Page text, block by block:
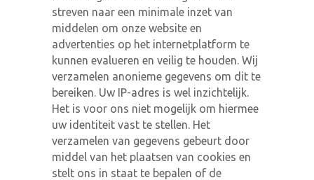
streven naar een minimale inzet van
middelen om onze website en
advertenties op het internetplatform te
kunnen evalueren en veilig te houden. Wij
verzamelen anonieme gegevens om dit te
bereiken. Uw IP-adres is wel inzichtelijk.
Het is voor ons niet mogelijk om hiermee
uw identiteit vast te stellen. Het
verzamelen van gegevens gebeurt door
middel van het plaatsen van cookies en
stelt ons in staat te bepalen of de